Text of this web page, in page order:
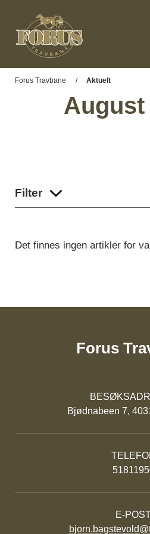
Forus Travbane Aktuelt
August
Filter
Det finnes ingen artikler for
Forus
Bjødnabeen 7,
E-